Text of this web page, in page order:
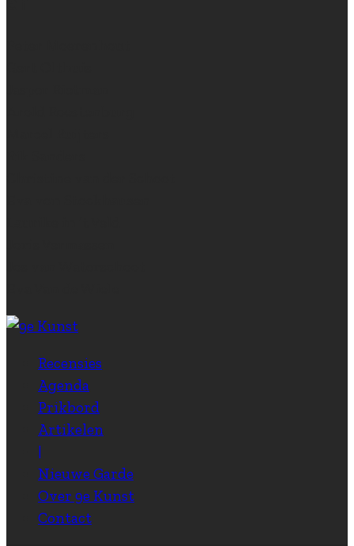
Recensies
Agenda
Prikbord
Artikelen
|
Nieuwe Garde
Over 9e Kunst
Contact